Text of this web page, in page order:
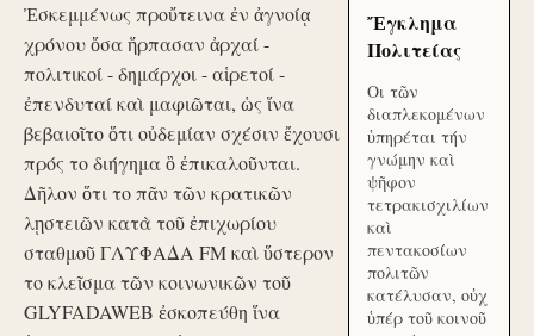
Ἐσκεμμένως προὔτεινα ἐν ἀγνοίᾳ
χρόνου ὅσα ἥρπασαν ἀρχαί -
πολιτικοί - δημάρχοι - αἱρετοί -
ἐπενδυταί καὶ μαφιῶται, ὡς ἵνα
βεβαιοῖτο ὅτι οὐδεμίαν σχέσιν ἔχουσι
πρός το διήγημα ὃ ἐπικαλοῦνται.
Δῆλον ὅτι το πᾶν τῶν κρατικῶν
λῃστειῶν κατὰ τοῦ ἐπιχωρίου
σταθμοῦ ΓΛΥΦΑΔΑ FM καὶ ὕστερον
το κλεῖσμα τῶν κοινωνικῶν τοῦ
GLYFADAWEB ἐσκοπεύθη ἵνα
Ἔγκλημα
Πολιτείας
Οι τῶν
διαπλεκομένων
ὑπηρέται τήν
γνώμην καὶ
ψῆφον
τετρακισχιλίων
καὶ
πεντακοσίων
πολιτῶν
κατέλυσαν, οὐχ
ὑπέρ τοῦ κοινοῦ